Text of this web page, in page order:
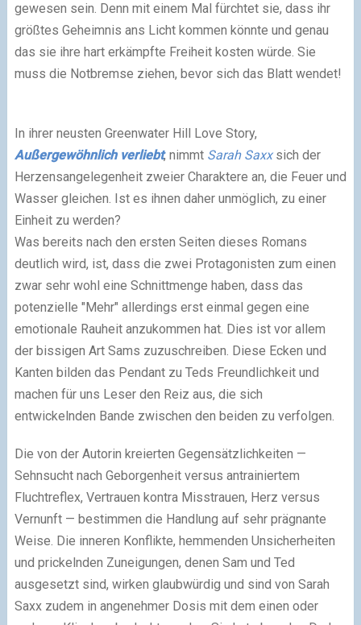
gewesen sein. Denn mit einem Mal fürchtet sie, dass ihr
größtes Geheimnis ans Licht kommen könnte und genau
das sie ihre hart erkämpfte Freiheit kosten würde. Sie
muss die Notbremse ziehen, bevor sich das Blatt wendet!
In ihrer neusten Greenwater Hill Love Story,
Außergewöhnlich verliebt, nimmt Sarah Saxxsich der
Herzensangelegenheit zweier Charaktere an, die Feuer und
Wasser gleichen. Ist es ihnen daher unmöglich, zu einer
Einheit zu werden?
Was bereits nach den ersten Seiten dieses Romans
deutlich wird, ist, dass die zwei Protagonisten zum einen
zwar sehr wohl eine Schnittmenge haben, dass das
potenzielle "Mehr" allerdings erst einmal gegen eine
emotionale Rauheit anzukommen hat. Dies ist vor allem
der bissigen Art Sams zuzuschreiben. Diese Ecken und
Kanten bilden das Pendant zu Teds Freundlichkeit und
machen für uns Leser den Reiz aus, die sich
entwickelnden Bande zwischen den beiden zu verfolgen.
Die von der Autorin kreierten Gegensätzlichkeiten —
Sehnsucht nach Geborgenheit versus antrainiertem
Fluchtreflex, Vertrauen kontra Misstrauen, Herz versus
Vernunft — bestimmen die Handlung auf sehr prägnante
Weise. Die inneren Konflikte, hemmenden Unsicherheiten
und prickelnden Zuneigungen, denen Sam und Ted
ausgesetzt sind, wirken glaubwürdig und sind von Sarah
Saxx zudem in angenehmer Dosis mit dem einen oder